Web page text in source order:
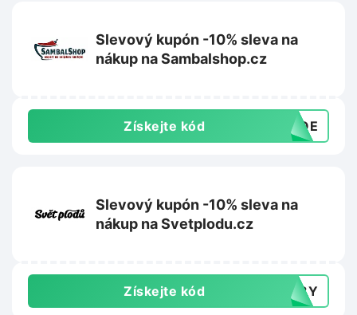
Slevový kupón -10% sleva na
nákup na Sambalshop.cz
Získejte kód ANQE
Slevový kupón -10% sleva na
nákup na Svetplodu.cz
Získejte kód 148Y